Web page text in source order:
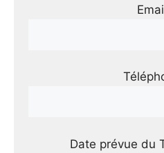
Date prévue du